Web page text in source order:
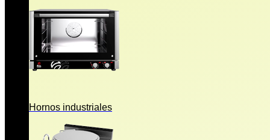
Hornos industriales